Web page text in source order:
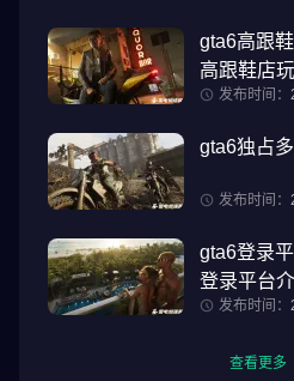
gta6高跟
高跟鞋店
发布时间：
gta6独占
发布时间：
gta6登录
登录平台
发布时间：
查看更多